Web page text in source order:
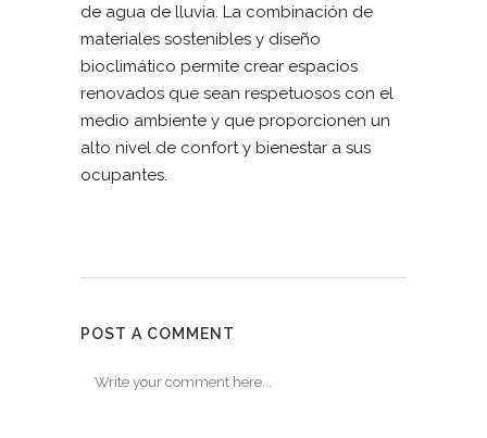
de agua de lluvia. La combinación de
materiales sostenibles y diseño
bioclimático permite crear espacios
renovados que sean respetuosos con el
medio ambiente y que proporcionen un
alto nivel de confort y bienestar a sus
ocupantes.
POST A COMMENT